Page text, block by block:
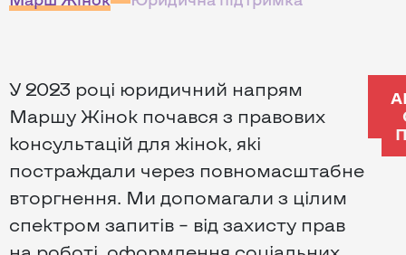
У 2023 році юридичний напрям
Маршу Жінок почався з правових
консультацій для жінок, які
постраждали через повномасштабне
вторгнення. Ми допомагали з цілим
спектром запитів – від захисту прав